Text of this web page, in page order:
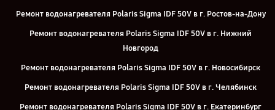
Ремонт водонагревателя Polaris Sigma IDF 50V в г. Ростов-на-Дону
Ремонт водонагревателя Polaris Sigma IDF 50V в г. Нижний
Новгород
Ремонт водонагревателя Polaris Sigma IDF 50V в г. Новосибирск
Ремонт водонагревателя Polaris Sigma IDF 50V в г. Челябинск
Ремонт водонагревателя Polaris Sigma IDF 50V в г. Екатеринбург